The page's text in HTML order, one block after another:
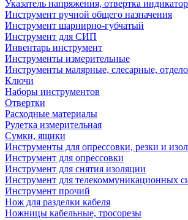
Указатель напряжения, отвертка
Инструмент ручной общего назначения
Инструмент шарнирно-губчатый
Инструмент для СИП
Инвентарь инструмент
Инструменты измерительные
Инструменты малярные, слесарные,
Ключи
Наборы инструментов
Отвертки
Расходные материалы
Рулетка измерительная
Сумки, ящики
Инструменты для опрессовки, резки и
Инструмент для опрессовки
Инструмент для снятия изоляции
Инструмент для телекоммуникационных
Инструмент прочий
Нож для разделки кабеля
Ножницы кабельные, тросорезы